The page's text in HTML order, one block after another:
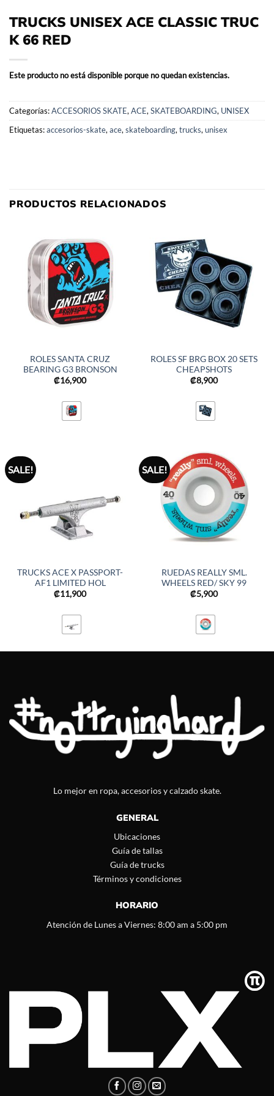
TRUCKS UNISEX ACE CLASSIC TRUC
K 66 RED
Este producto no está disponible porque no quedan existencias.
Categorías:ACCESORIOS SKATE, ACE, SKATEBOARDING, UNISEX
Etiquetas:accesorios-skate, ace, skateboarding, trucks, unisex
PRODUCTOS RELACIONADOS
ROLES SANTA CRUZ
BEARING G3 BRONSON
₡16,900
ROLES SF BRG BOX 20 SETS
CHEAPSHOTS
₡8,900
SALE!
TRUCKS ACE X PASSPORT-
AF1 LIMITED HOL
₡11,900
SALE!
RUEDAS REALLY SML.
WHEELS RED/ SKY 99
₡5,900
Lo mejor en ropa, accesorios y calzado skate.
GENERAL
Ubicaciones
Guía de tallas
Guía de trucks
Términos y condiciones
HORARIO
Atención de Lunes a Viernes: 8:00 am a 5:00 pm